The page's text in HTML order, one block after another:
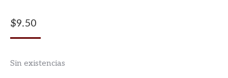
$9.50
Sin existencias